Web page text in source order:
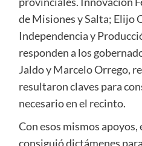
de Misiones y Salta; Elijo
Independencia y
responden a los
Jaldo y Marcelo Orrego,
resultaron claves para
necesario en el recinto.
Con esos mismos
consiguió dictámenes